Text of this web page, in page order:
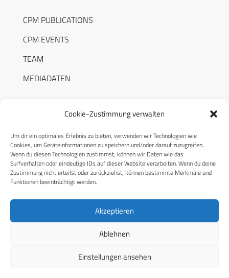
Cookie-Zustimmung verwalten
Um dir ein optimales Erlebnis zu bieten, verwenden wir Technologien wie
Cookies, um Geräteinformationen zu speichern und/oder darauf zuzugreifen.
Wenn du diesen Technologien zustimmst, können wir Daten wie das
Surfverhalten oder eindeutige IDs auf dieser Website verarbeiten. Wenn du deine
Zustimmung nicht erteilst oder zurückziehst, können bestimmte Merkmale und
Funktionen beeinträchtigt werden.
Akzeptieren
Ablehnen
Einstellungen ansehen
CPM PUBLICATIONS
CPM EVENTS
TEAM
MEDIADATEN
RECHTLICHES
Datenschutzerklärung
Cookie-Richtlinie (EU)